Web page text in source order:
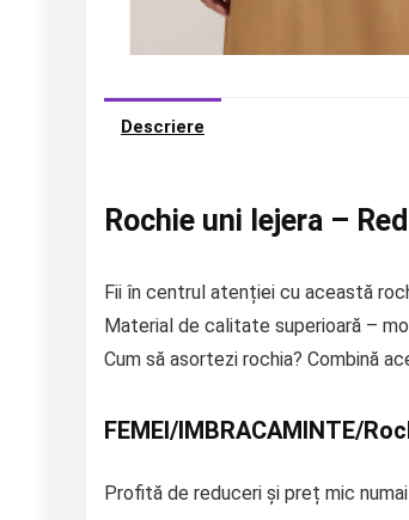
Descriere
Rochie uni lejera –
Fii în centrul atenției cu această
Material de calitate superioară –
Cum să asortezi rochia? Combină
FEMEI/IMBRACAMINTE/
Profită de reduceri și preț mic numai